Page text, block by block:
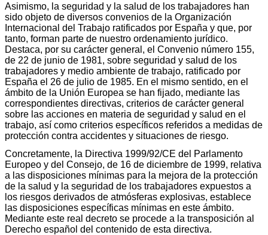
Asimismo, la seguridad y la salud de los trabajadores han
sido objeto de diversos convenios de la Organización
Internacional del Trabajo ratificados por España y que, por
tanto, forman parte de nuestro ordenamiento jurídico.
Destaca, por su carácter general, el Convenio número 155,
de 22 de junio de 1981, sobre seguridad y salud de los
trabajadores y medio ambiente de trabajo, ratificado por
España el 26 de julio de 1985. En el mismo sentido, en el
ámbito de la Unión Europea se han fijado, mediante las
correspondientes directivas, criterios de carácter general
sobre las acciones en materia de seguridad y salud en el
trabajo, así como criterios específicos referidos a medidas de
protección contra accidentes y situaciones de riesgo.
Concretamente, la Directiva 1999/92/CE del Parlamento
Europeo y del Consejo, de 16 de diciembre de 1999, relativa
a las disposiciones mínimas para la mejora de la protección
de la salud y la seguridad de los trabajadores expuestos a
los riesgos derivados de atmósferas explosivas, establece
las disposiciones específicas mínimas en este ámbito.
Mediante este real decreto se procede a la transposición al
Derecho español del contenido de esta directiva.